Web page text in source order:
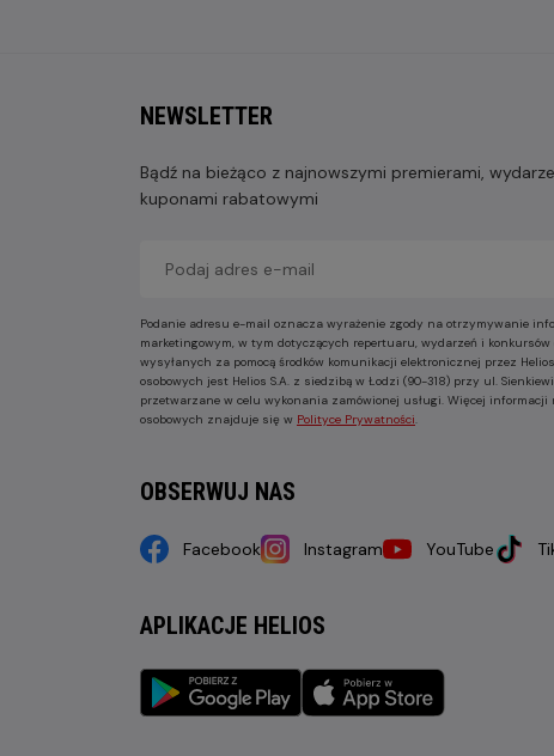
NEWSLETTER
Bądź na bieżąco z najnowszymi premierami,
kuponami rabatowymi
Podanie adresu e-mail oznacza wyrażenie zgody na otrzymywanie
marketingowym, w tym dotyczących repertuaru, wydarzeń i konkursów
wysyłanych za pomocą środków komunikacji elektronicznej przez
osobowych jest Helios S.A. z siedzibą w Łodzi (90-318) przy ul.
przetwarzane w celu wykonania zamówionej usługi. Więcej
osobowych znajduje się w Polityce Prywatności.
OBSERWUJ NAS
Facebook Instagram YouTube
APLIKACJE HELIOS